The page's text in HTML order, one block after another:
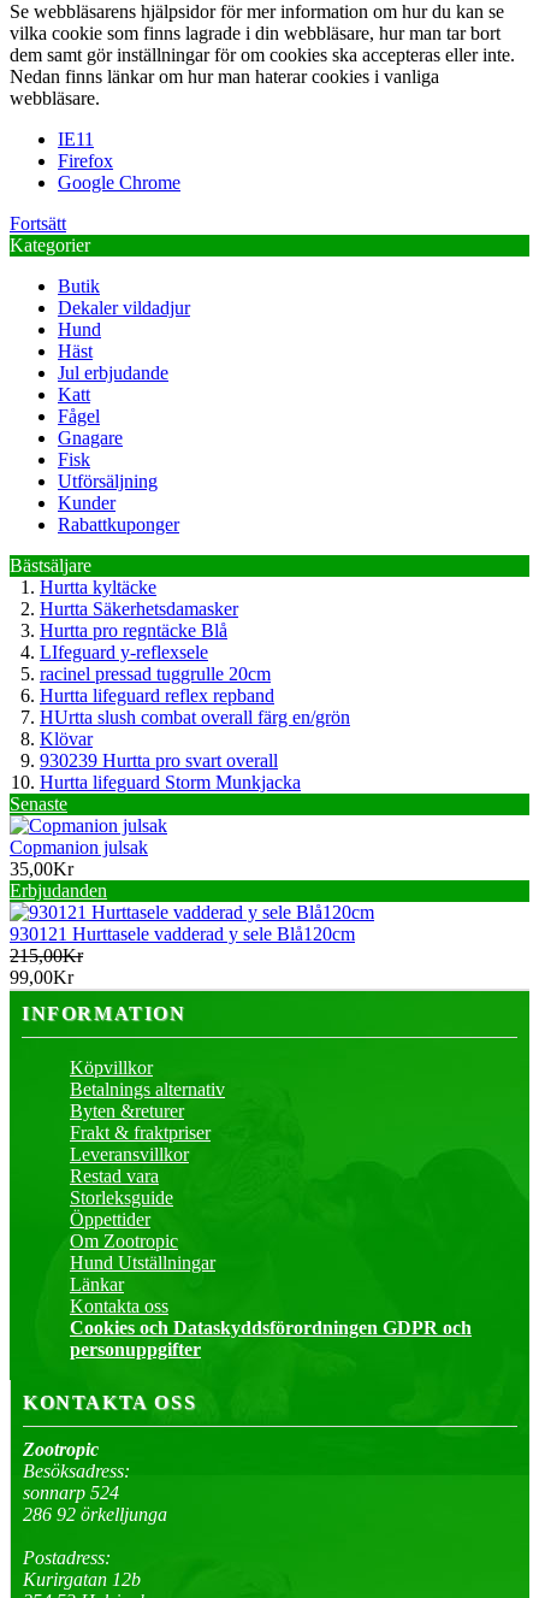
Se webbläsarens hjälpsidor för mer information om hur du kan se
vilka cookie som finns lagrade i din webbläsare, hur man tar bort
dem samt gör inställningar för om cookies ska accepteras eller inte.
Nedan finns länkar om hur man haterar cookies i vanliga
webbläsare.
IE11
Firefox
Google Chrome
Fortsätt
Kategorier
Butik
Dekaler vildadjur
Hund
Häst
Jul erbjudande
Katt
Fågel
Gnagare
Fisk
Utförsäljning
Kunder
Rabattkuponger
Bästsäljare
Hurtta kyltäcke
Hurtta Säkerhetsdamasker
Hurtta pro regntäcke Blå
LIfeguard y-reflexsele
racinel pressad tuggrulle 20cm
Hurtta lifeguard reflex repband
HUrtta slush combat overall färg en/grön
Klövar
930239 Hurtta pro svart overall
Hurtta lifeguard Storm Munkjacka
Senaste
Copmanion julsak
35,00Kr
Erbjudanden
930121 Hurttasele vadderad y sele Blå120cm
215,00Kr
99,00Kr
INFORMATION
Köpvillkor
Betalnings alternativ
Byten &returer
Frakt & fraktpriser
Leveransvillkor
Restad vara
Storleksguide
Öppettider
Om Zootropic
Hund Utställningar
Länkar
Kontakta oss
Cookies och Dataskyddsförordningen GDPR och
personuppgifter
KONTAKTA OSS
Zootropic
Besöksadress:
sonnarp 524
286 92 örkelljunga
Postadress:
Kurirgatan 12b